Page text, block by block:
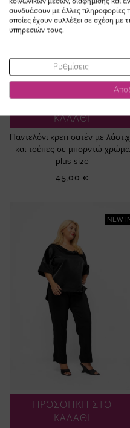
ΚΑΛΑΘΙ
Παντελόνι κρεπ σατέν με
και τσέπες σε μπορντώ χρώμα
plus size
45,00 €
NEW
ΠΡΟΣΘΗΚΗ ΣΤΟ
ΚΑΛΑΘΙ
συνδυάσουν με άλλες πληροφορίες
οποίες έχουν συλλέξει σε σχέση
υπηρεσιών τους.
Ρυθμίσεις